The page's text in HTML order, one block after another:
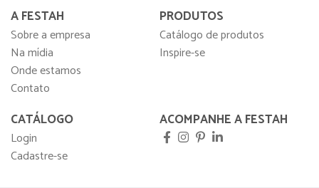
A FESTAH
Sobre a empresa
Na mídia
Onde estamos
Contato
PRODUTOS
Catálogo de produtos
Inspire-se
CATÁLOGO
Login
Cadastre-se
ACOMPANHE A FESTAH